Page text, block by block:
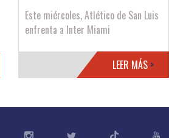
Este miércoles, Atlético de San Luis
enfrenta a Inter Miami
LEER MÁS >